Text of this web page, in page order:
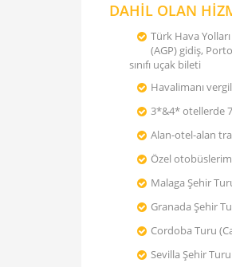
DAHİL OLAN
Türk Hava
(AGP) gidiş,
sınıfı uçak bileti
Havalimanı
3*&4* otellerde
Alan-otel-alan
Özel
Malaga Şehir
Granada Şehir
Cordoba Turu
Sevilla Şehir Turu